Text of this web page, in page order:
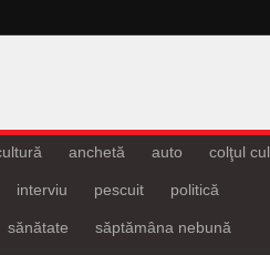
anchetă auto colţul
interviu pescuit politică
sănătate săptămâna nebună